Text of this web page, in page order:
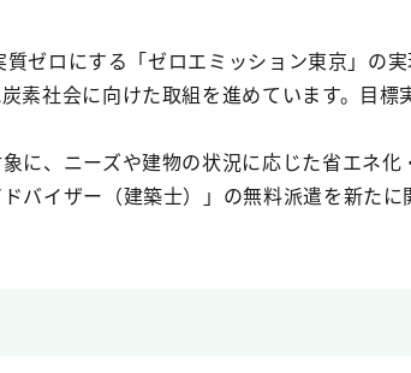
ゼロにする「ゼロエミッション東京」の
素社会に向けた取組を進めています。目
に、ニーズや建物の状況に応じた省エネ
バイザー（建築士）」の無料派遣を新たに